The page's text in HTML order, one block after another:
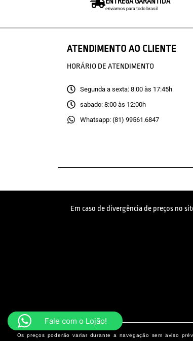
enviamos para todo brasil
ATENDIMENTO AO CLIENTE
HORÁRIO DE ATENDIMENTO
Segunda a sexta: 8:00 às 17:45h
sabado: 8:00 às 12:00h
Whatsapp: (81) 99561.6847
Em caso de divergência de preços no
Os preços poderão variar durante a navegação sem aviso
Fale com o Lojão!